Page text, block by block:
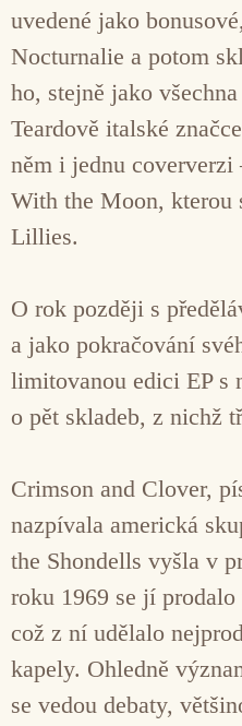
uvedené jako
Nocturnalie a potom
ho, stejně jako
Teardově italské
něm i jednu coververzi
With the Moon,
Lillies.
O rok později s
a jako pokračování
limitovanou edici EP s
o pět skladeb, z nichž
Crimson and Clover,
nazpívala americká
the Shondells vyšla v
roku 1969 se jí
což z ní udělalo
kapely. Ohledně
se vedou debaty,